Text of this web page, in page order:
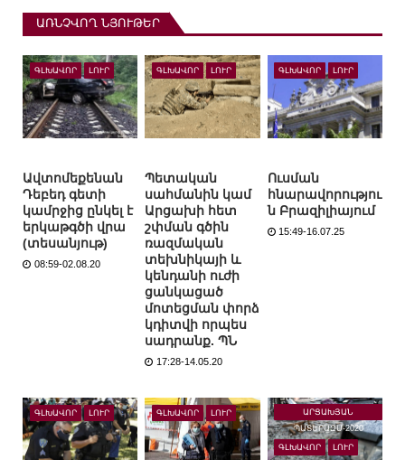
ԱՌՆՉՎՈՂ ՆՅՈՒԹԵՐ
ԳԼԽԱՎՈՐ ԼՈՒՐ
Ավտոմեքենան
Դեբեդ գետի
կամրջից ընկել է
երկաթգծի վրա
(տեսանյութ)
08:59-02.08.20
ԳԼԽԱՎՈՐ ԼՈՒՐ
Պետական
սահմանին կամ
Արցախի հետ
շփման գծին
ռազմական
տեխնիկայի և
կենդանի ուժի
ցանկացած
մոտեցման փորձ
կդիտվի որպես
սադրանք. ՊՆ
17:28-14.05.20
ԳԼԽԱՎՈՐ ԼՈՒՐ
Ուսման
հնարավորությու
ն Բրազիլիայում
15:49-16.07.25
ԳԼԽԱՎՈՐ ԼՈՒՐ ԳԼԽԱՎՈՐ ԼՈՒՐ
ԱՐՑԱԽՅԱՆ
ՊԱՏԵՐԱԶՄ-2020
ԳԼԽԱՎՈՐ ԼՈՒՐ